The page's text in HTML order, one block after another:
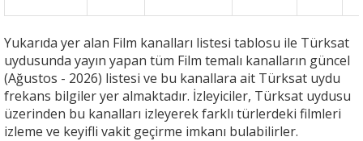
Yukarıda yer alan Film kanalları listesi tablosu ile Türksat
uydusunda yayın yapan tüm Film temalı kanalların güncel
(Ağustos - 2026) listesi ve bu kanallara ait Türksat uydu
frekans bilgiler yer almaktadır. İzleyiciler, Türksat uydusu
üzerinden bu kanalları izleyerek farklı türlerdeki filmleri
izleme ve keyifli vakit geçirme imkanı bulabilirler.